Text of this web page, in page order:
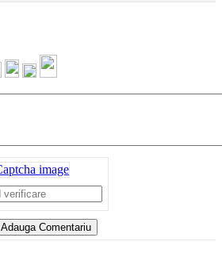
Adauga Comentariu